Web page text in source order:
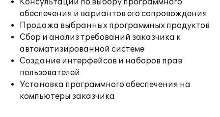
Консультации по выбору программного
обеспечения и вариантов его сопровождения
Продажа выбранных программных продуктов
Сбор и анализ требований заказчика к
автоматизированной системе
Создание интерфейсов и наборов прав
пользователей
Установка программного обеспечения на
компьютеры заказчика